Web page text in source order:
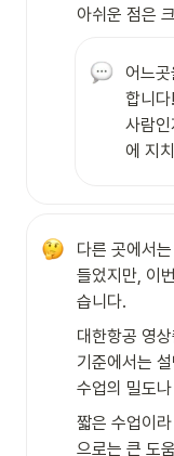
아쉬운 점은
어느
합니
사람
에 지
다른 곳에서
들었지만, 이
습니다.
대한항공 영
기준에서는
수업의 밀도
짧은 수업이
으로는 큰 도